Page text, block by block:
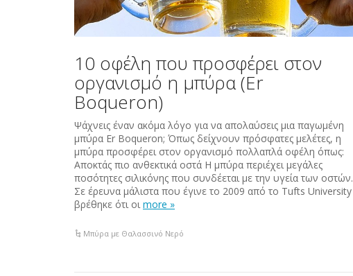
10 οφέλη που προσφέρει στον
οργανισμό η μπύρα (Er
Boqueron)
Ψάχνεις έναν ακόμα λόγο για να απολαύσεις μια παγωμένη
μπύρα Er Boqueron; Όπως δείχνουν πρόσφατες μελέτες, η
μπύρα προσφέρει στον οργανισμό πολλαπλά οφέλη όπως:
Αποκτάς πιο ανθεκτικά οστά Η μπύρα περιέχει μεγάλες
ποσότητες σιλικόνης που συνδέεται με την υγεία των οστών.
Σε έρευνα μάλιστα που έγινε το 2009 από το Tufts University
βρέθηκε ότι οιmore »
Μπύρα με Θαλασσινό Νερό